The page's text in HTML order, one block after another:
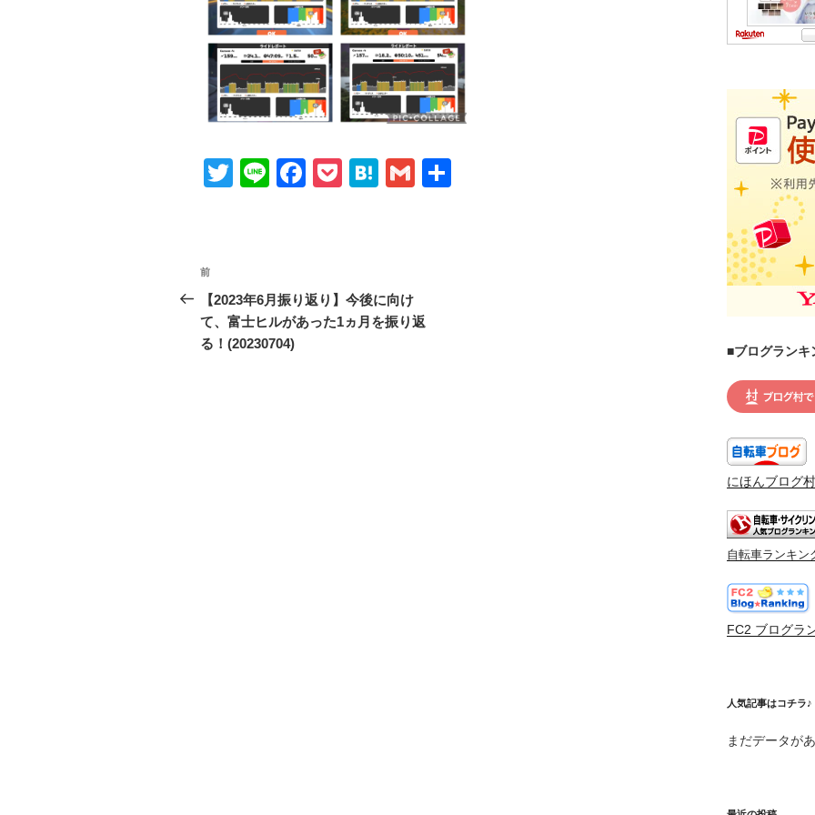
T
Li
F
b
o
P
H
a
G
投
稿
ナ
前
の
投
稿
前
【2023年6月振り返り】今後に向け
て、富士ヒルがあった1ヵ月を振り返
る！(20230704)
■ブログランキ
にほんブログ村
自転車ランキン
FC2 ブログラ
人気記事はコチラ♪
まだデータが